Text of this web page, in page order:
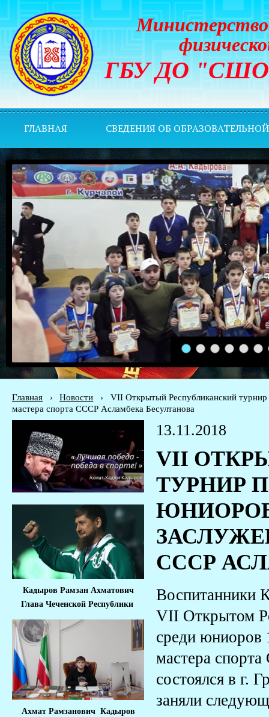
Министерство
ГБУ ДО "СШОР
ГЛАВНАЯ СВЕДЕНИЯ ОБ
1 2 3 4 5 6
Главная › Новости ›
VII Открытый Республиканский
мастера спорта СССР Асламбека Бесултанова
Кадыров Рамзан Ахматович
Глава Чеченской Республики
Ахмат Рамзанович Кадыров
13.11.2018
VII
ТУРНИР
ЮНИОРОВ
СССР
Воспитанники
VII Открытом
среди юниоров
мастера
состоялся в г.
заняли